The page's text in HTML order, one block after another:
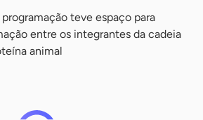
teve espaço para
entre os integrantes da cadeia
animal